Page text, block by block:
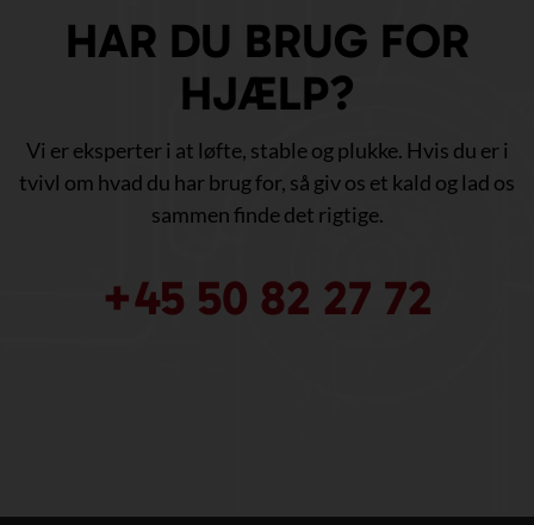
HAR DU BRUG FOR
HJÆLP?
Vi er eksperter i at løfte, stable og plukke. Hvis du er i
tvivl om hvad du har brug for, så giv os et kald og lad os
sammen finde det rigtige.
+45 50 82 27 72